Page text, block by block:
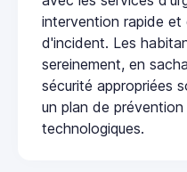
intervention rapide
d'incident. Les
sereinement, en
sécurité appropriées
un plan de
technologiques.